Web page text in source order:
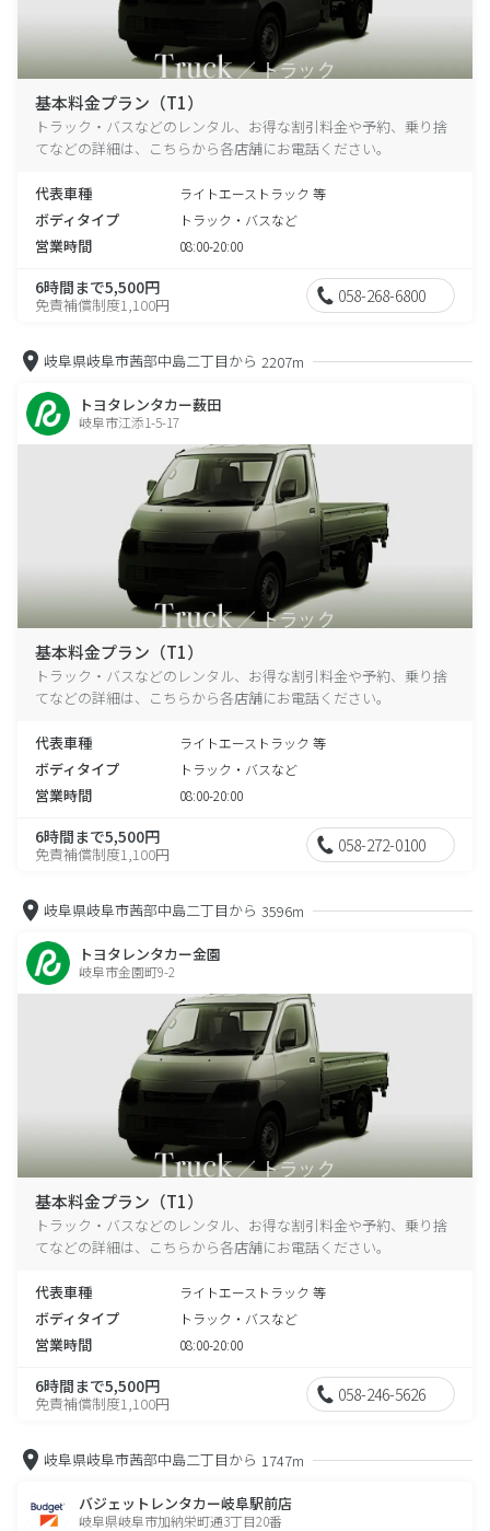
基本料金プラン（T1）
トラック・バスなどのレンタル、お得な割引料金や予約、乗り捨
てなどの詳細は、こちらから各店舗にお電話ください。
代表車種 ライトエーストラック 等
ボディタイプ トラック・バスなど
営業時間 08:00-20:00
6時間まで5,500円
免責補償制度1,100円 058-268-6800
岐阜県岐阜市茜部中島二丁目から 2207m
トヨタレンタカー薮田
岐阜市江添1-5-17
基本料金プラン（T1）
トラック・バスなどのレンタル、お得な割引料金や予約、乗り捨
てなどの詳細は、こちらから各店舗にお電話ください。
代表車種 ライトエーストラック 等
ボディタイプ トラック・バスなど
営業時間 08:00-20:00
6時間まで5,500円
免責補償制度1,100円 058-272-0100
岐阜県岐阜市茜部中島二丁目から 3596m
トヨタレンタカー金園
岐阜市金園町9-2
基本料金プラン（T1）
トラック・バスなどのレンタル、お得な割引料金や予約、乗り捨
てなどの詳細は、こちらから各店舗にお電話ください。
代表車種 ライトエーストラック 等
ボディタイプ トラック・バスなど
営業時間 08:00-20:00
6時間まで5,500円
免責補償制度1,100円 058-246-5626
岐阜県岐阜市茜部中島二丁目から 1747m
バジェットレンタカー岐阜駅前店
岐阜県岐阜市加納栄町通3丁目20番